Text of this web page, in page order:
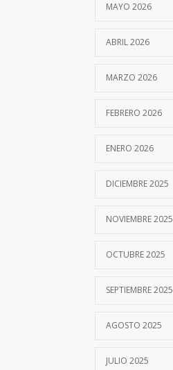
MAYO 2026
ABRIL 2026
MARZO 2026
FEBRERO 2026
ENERO 2026
DICIEMBRE 2025
NOVIEMBRE 2025
OCTUBRE 2025
SEPTIEMBRE 2025
AGOSTO 2025
JULIO 2025